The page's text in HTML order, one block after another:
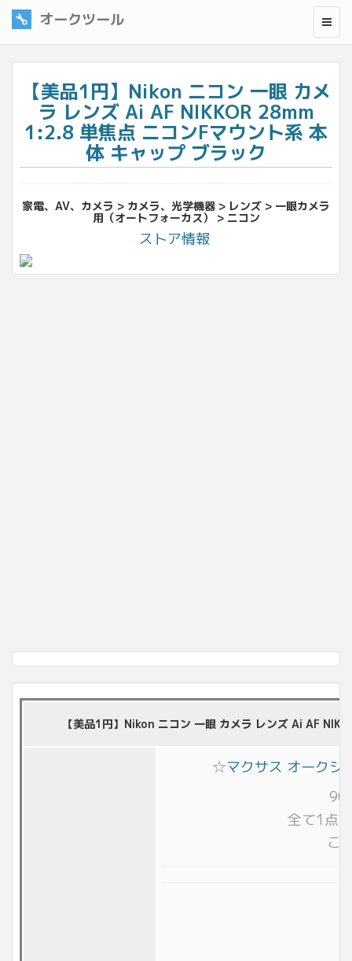
オークツール
【美品1円】Nikon ニコン 一眼 カメ
ラ レンズ Ai AF NIKKOR 28mm
1:2.8 単焦点 ニコンFマウント系 本
体 キャップ ブラック
家電、AV、カメラ > カメラ、光学機器 > レンズ > 一眼カメラ
用（オートフォーカス） > ニコン
ストア情報
【美品1円】Nikon ニコン 一眼 カメラ レンズ Ai AF
☆マクサス オークシ
全て1点
こ